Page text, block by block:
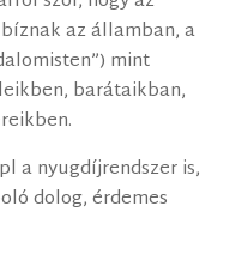
az államban, a
mint
barátaikban,
a nyugdíjrendszer is,
dolog, érdemes